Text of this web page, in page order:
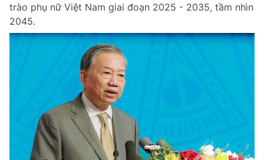
trào phụ nữ Việt Nam giai đoạn 2025 - 2035, tầm nhìn
2045.